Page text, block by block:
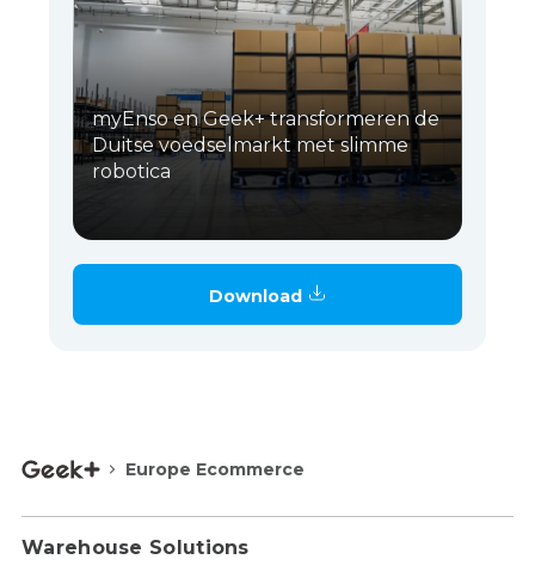
myEnso en Geek+ transformeren de
Duitse voedselmarkt met slimme
robotica
Download
Europe Ecommerce
Warehouse Solutions